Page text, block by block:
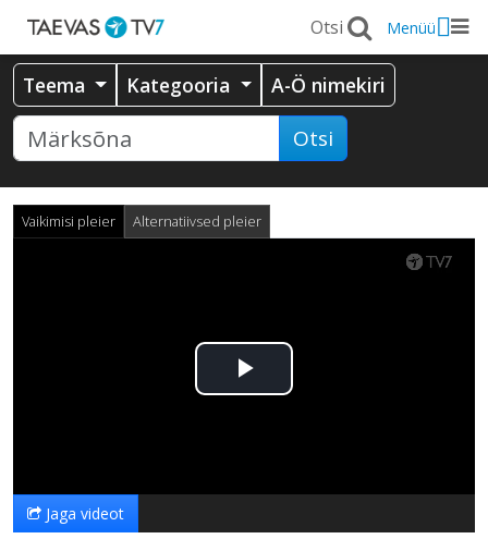
Menüü
Teema Kategooria A-Ö nimekiri
Otsi
Vaikimisi pleier Alternatiivsed pleier
Esita
Jaga videot